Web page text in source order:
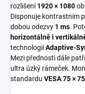
rozlišení 1920 × 1080
Disponuje kontrastním
dobou odezvy 1 ms.
horizontálně i
technologiiAdaptive-
Mezi přednosti dále patří
ultra úzký rámeček.
standardu VESA 75 ×